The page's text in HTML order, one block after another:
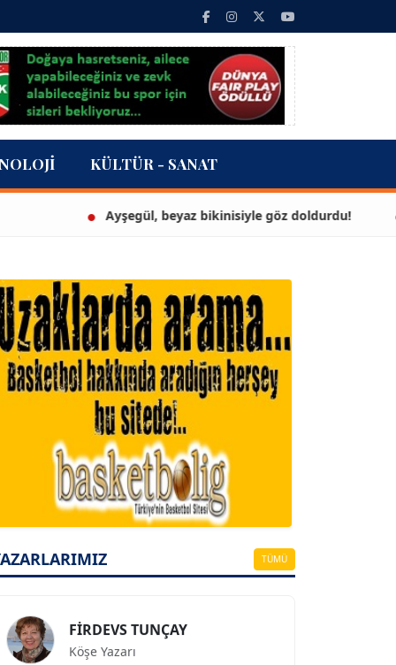
KÜLTÜR - SANAT
Ayşegül, beyaz bikinisiyle göz doldurdu! 3
TÜMÜ
A. BAHRİ VRESKALA
Köşe Yazarı
ESAT ERÇETİNGÖZ
Köşe Yazarı
Köşe Yazarı